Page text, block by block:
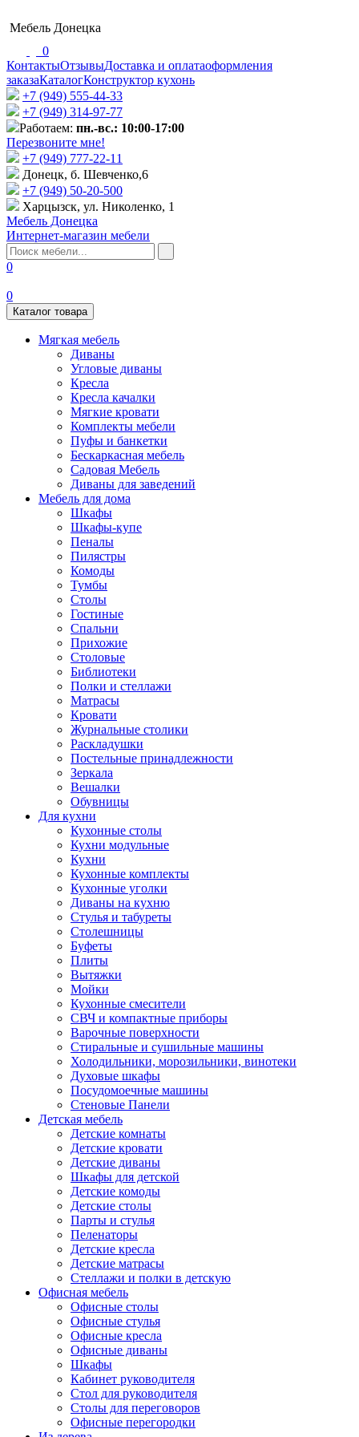
Мебель Донецка
0
КонтактыОтзывыДоставка и оплатаоформления
заказаКаталогКонструктор кухонь
+7 (949) 555-44-33
+7 (949) 314-97-77
Работаем: пн.-вс.: 10:00-17:00
Перезвоните мне!
+7 (‎949) 777-22-11
Донецк, б. Шевченко,6
+7 (949) 50-20-500
Харцызск, ул. Николенко, 1
Мебель Донецка
Интернет-магазин мебели
0
0
Каталог товара
Мягкая мебель
Диваны
Угловые диваны
Кресла
Кресла качалки
Мягкие кровати
Комплекты мебели
Пуфы и банкетки
Бескаркасная мебель
Садовая Мебель
Диваны для заведений
Мебель для дома
Шкафы
Шкафы-купе
Пеналы
Пилястры
Комоды
Тумбы
Столы
Гостиные
Спальни
Прихожие
Столовые
Библиотеки
Полки и стеллажи
Матрасы
Кровати
Журнальные столики
Раскладушки
Постельные принадлежности
Зеркала
Вешалки
Обувницы
Для кухни
Кухонные столы
Кухни модульные
Кухни
Кухонные комплекты
Кухонные уголки
Диваны на кухню
Стулья и табуреты
Столешницы
Буфеты
Плиты
Вытяжки
Мойки
Кухонные смесители
СВЧ и компактные приборы
Варочные поверхности
Стиральные и сушильные машины
Холодильники, морозильники, винотеки
Духовые шкафы
Посудомоечные машины
Стеновые Панели
Детская мебель
Детские комнаты
Детские кровати
Детские диваны
Шкафы для детской
Детские комоды
Детские столы
Парты и стулья
Пеленаторы
Детские кресла
Детские матрасы
Стеллажи и полки в детскую
Офисная мебель
Офисные столы
Офисные стулья
Офисные кресла
Офисные диваны
Шкафы
Кабинет руководителя
Стол для руководителя
Столы для переговоров
Офисные перегородки